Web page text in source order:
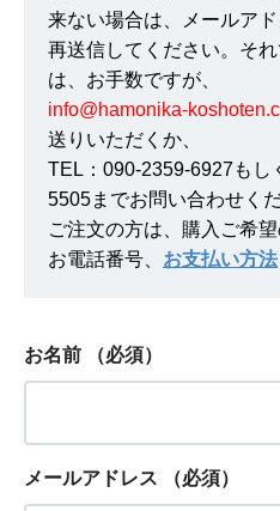
来ない場合は、メールア
再送信してください。そ
は、お手数ですが、
info@hamonika-
送りいただくか、
TEL：090-2359-6927もし
5505までお問い合わせくだ
ご注文の方は、購入ご希
お電話番号、 お支払い方法
お名前 （必須）
メールアドレス （必須）